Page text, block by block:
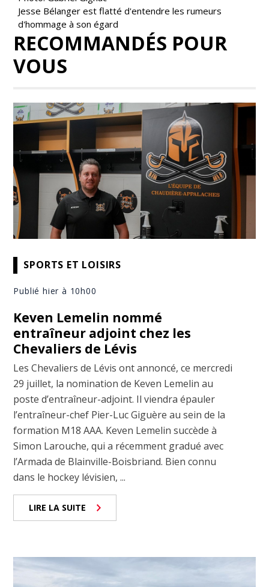
Jesse Bélanger est flatté d'entendre les rumeurs
d'hommage à son égard
RECOMMANDÉS POUR
VOUS
SPORTS ET LOISIRS
Publié hier à 10h00
Keven Lemelin nommé
entraîneur adjoint chez les
Chevaliers de Lévis
Les Chevaliers de Lévis ont annoncé, ce mercredi
29 juillet, la nomination de Keven Lemelin au
poste d’entraîneur-adjoint. Il viendra épauler
l’entraîneur-chef Pier-Luc Giguère au sein de la
formation M18 AAA. Keven Lemelin succède à
Simon Larouche, qui a récemment gradué avec
l’Armada de Blainville-Boisbriand. Bien connu
dans le hockey lévisien, ...
LIRE LA SUITE